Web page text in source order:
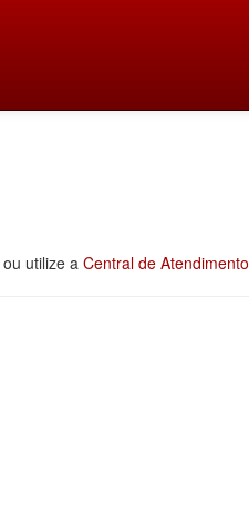
ou utilize a Central de Atendimento